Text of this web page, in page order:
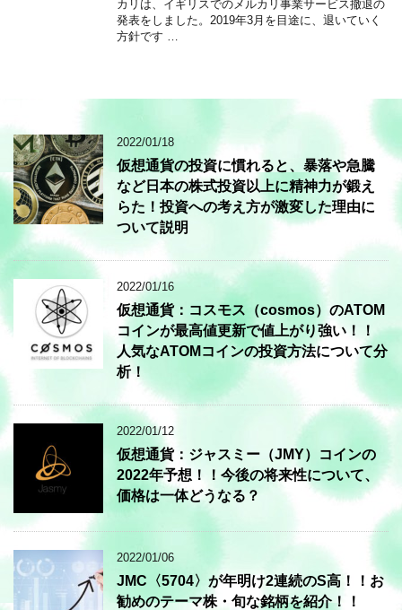
カリは、イギリスでのメルカリ事業サービス撤退の
発表をしました。2019年3月を目途に、退いていく
方針です …
2022/01/18
仮想通貨の投資に慣れると、暴落や急騰
など日本の株式投資以上に精神力が鍛え
らた！投資への考え方が激変した理由に
ついて説明
2022/01/16
仮想通貨：コスモス（cosmos）のATOM
コインが最高値更新で値上がり強い！！
人気なATOMコインの投資方法について分
析！
2022/01/12
仮想通貨：ジャスミー（JMY）コインの
2022年予想！！今後の将来性について、
価格は一体どうなる？
2022/01/06
JMC〈5704〉が年明け2連続のS高！！お
勧めのテーマ株・旬な銘柄を紹介！！